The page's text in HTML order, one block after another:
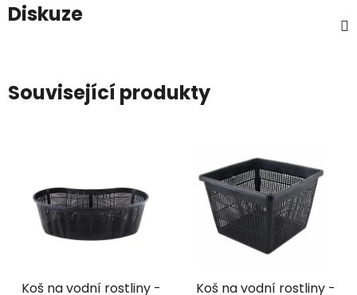
Diskuze
Související produkty
Koš na vodní rostliny - Koš na vodní rostliny -